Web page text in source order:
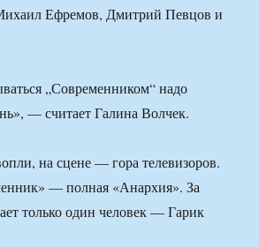
Ефремов, Дмитрий Певцов и
„Современником“ надо
— считает Галина Волчек.
на сцене — гора телевизоров.
— полная «Анархия». За
только один человек — Гарик